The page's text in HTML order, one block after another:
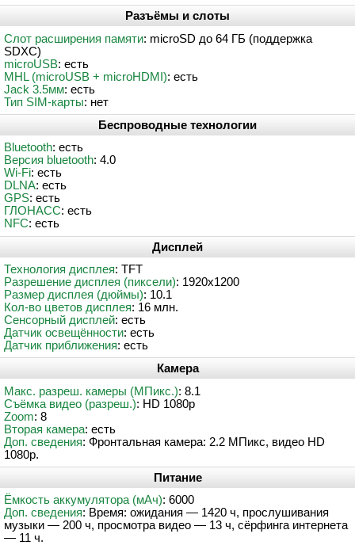
Разъёмы и слоты
Слот расширения памяти: microSD до 64 ГБ (поддержка
SDXC)
microUSB: есть
MHL (microUSB + microHDMI): есть
Jack 3.5мм: есть
Тип SIM-карты: нет
Беспроводные технологии
Bluetooth: есть
Версия bluetooth: 4.0
Wi-Fi: есть
DLNA: есть
GPS: есть
ГЛОНАСС: есть
NFC: есть
Дисплей
Технология дисплея: TFT
Разрешение дисплея (пиксели): 1920x1200
Размер дисплея (дюймы): 10.1
Кол-во цветов дисплея: 16 млн.
Сенсорный дисплей: есть
Датчик освещённости: есть
Датчик приближения: есть
Камера
Макс. разреш. камеры (МПикс.): 8.1
Съёмка видео (разреш.): HD 1080p
Zoom: 8
Вторая камера: есть
Доп. сведения: Фронтальная камера: 2.2 МПикс, видео HD
1080p.
Питание
Ёмкость аккумулятора (мАч): 6000
Доп. сведения: Время: ожидания — 1420 ч, прослушивания
музыки — 200 ч, просмотра видео — 13 ч, сёрфинга интернета
— 11 ч.